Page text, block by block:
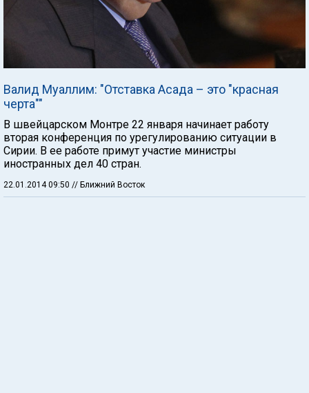
Валид Муаллим: "Отставка Асада – это "красная
черта""
В швейцарском Монтре 22 января начинает работу
вторая конференция по урегулированию ситуации в
Сирии. В ее работе примут участие министры
иностранных дел 40 стран.
22.01.2014 09:50 // Ближний Восток